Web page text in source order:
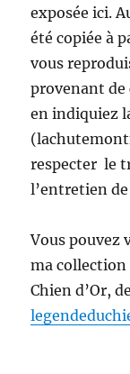
exposée ici.
été copiée à
vous
provenant de
en indiquiez
respecter le
l’entretien de
Vous pouvez
ma collection
Chien d’Or,